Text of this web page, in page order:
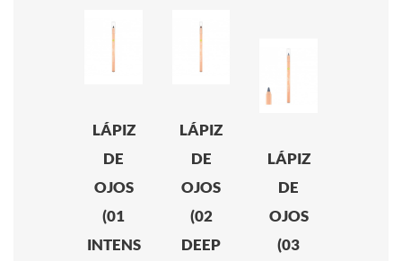
LÁPIZ
DE
OJOS
(01
INTENS
LÁPIZ
DE
OJOS
(02
DEEP
LÁPIZ
DE
OJOS
(03